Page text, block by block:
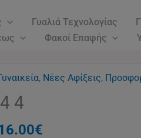
Γυαλιά Τεχνολογίας
Φακοί Επαφής
, Νέες Αφίξεις,
4
€
Η